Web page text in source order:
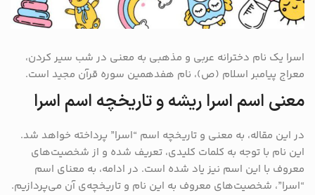
اسرا یک نام دخترانه عربی و مذهبی به معنی در شب سیر کردن،
معراج پیامبر اسلام (ص)، نام هفدهمین سوره قرآن مجید است.
معنی اسم اسرا ریشه و تاریخچه اسم اسرا
در این مقاله، به معنی و تاریخچه اسم “اسرا” پرداخته خواهد شد.
این نام با توجه به کلمات کلیدی، تعریف شده و از شخصیت‌های
معروف با این اسم نیز یاد شده است. در ادامه، به معنای اسم
“اسرا”، شخصیت‌های معروف به این نام و تاریخچه‌ی آن می‌پردازیم.